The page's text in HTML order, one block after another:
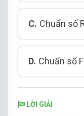
C. Chuẩn số
D. Chuẩn số
LỜI GIẢI